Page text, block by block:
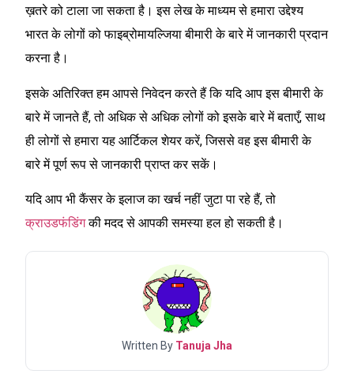
ख़तरे को टाला जा सकता है। इस लेख के माध्यम से हमारा उद्देश्य
भारत के लोगों को फाइब्रोमायल्जिया बीमारी के बारे में जानकारी प्रदान
करना है।
इसके अतिरिक्त हम आपसे निवेदन करते हैं कि यदि आप इस बीमारी के
बारे में जानते हैं, तो अधिक से अधिक लोगों को इसके बारे में बताएँ, साथ
ही लोगों से हमारा यह आर्टिकल शेयर करें, जिससे वह इस बीमारी के
बारे में पूर्ण रूप से जानकारी प्राप्त कर सकें।
यदि आप भी कैंसर के इलाज का खर्च नहीं जुटा पा रहे हैं, तो
क्राउडफंडिंगकी मदद से आपकी समस्या हल हो सकती है।
Written By Tanuja Jha